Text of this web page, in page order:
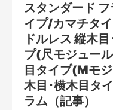
スタンダード
イプ/カマチタ
ドルレス 縦木
プ(尺モジュー
目タイプ(Mモ
木目･横木目タ
ラム（記事）